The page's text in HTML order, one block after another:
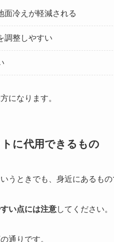
面冷えが軽減される
調整しやすい
になります。
に代用できるもの
うときでも、身近にあるもの
い点には注意してください。
通りです。